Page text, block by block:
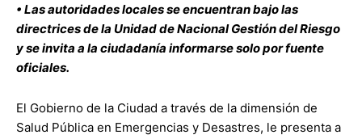
• Las autoridades locales se encuentran bajo las
directrices de la Unidad de Nacional Gestión del Riesgo
y se invita a la ciudadanía informarse solo por fuente
oficiales.
El Gobierno de la Ciudad a través de la dimensión de
Salud Pública en Emergencias y Desastres, le presenta a